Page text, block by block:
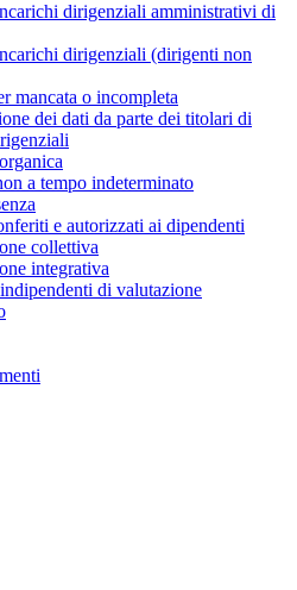
dirigenziali amministrativi di
dirigenziali (dirigenti non
mancata o incompleta
dei dati da parte dei titolari di
a tempo indeterminato
e autorizzati ai dipendenti
collettiva
integrativa
di valutazione